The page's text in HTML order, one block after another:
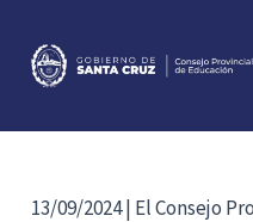
contenido
13/09/2024 | El Consejo